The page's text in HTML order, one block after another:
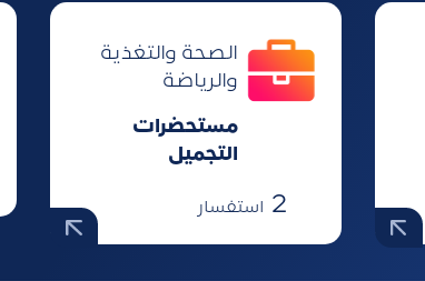
الصحة والتغذية
والرياضة
مستحضرات
التجميل
2 استفسار